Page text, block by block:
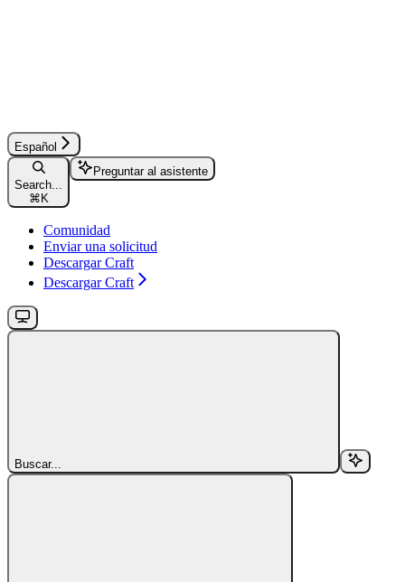
Español
Search...
⌘ K
Preguntar al asistente
Comunidad
Enviar una solicitud
Descargar Craft
Descargar Craft
Buscar...